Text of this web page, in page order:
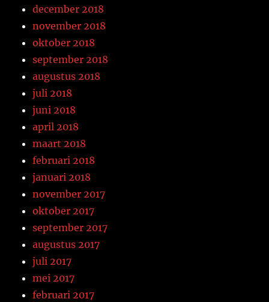
december 2018
november 2018
oktober 2018
september 2018
augustus 2018
juli 2018
juni 2018
april 2018
maart 2018
februari 2018
januari 2018
november 2017
oktober 2017
september 2017
augustus 2017
juli 2017
mei 2017
februari 2017